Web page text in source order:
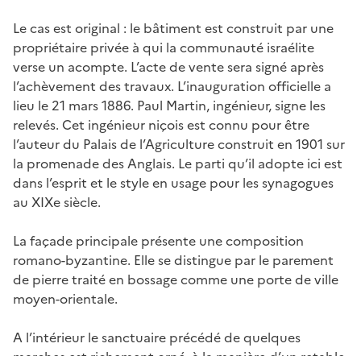
Le cas est original : le bâtiment est construit par une
propriétaire privée à qui la communauté israélite
verse un acompte. L’acte de vente sera signé après
l’achèvement des travaux. L’inauguration officielle a
lieu le 21 mars 1886. Paul Martin, ingénieur, signe les
relevés. Cet ingénieur niçois est connu pour être
l’auteur du Palais de l’Agriculture construit en 1901 sur
la promenade des Anglais. Le parti qu’il adopte ici est
dans l’esprit et le style en usage pour les synagogues
au XIXe siècle.
La façade principale présente une composition
romano-byzantine. Elle se distingue par le parement
de pierre traité en bossage comme une porte de ville
moyen-orientale.
A l’intérieur le sanctuaire précédé de quelques